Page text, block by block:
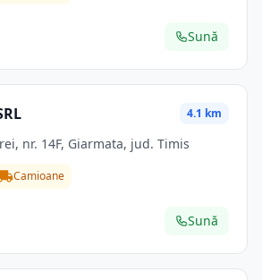
Sună
4.1 km
nr. 14F, Giarmata, jud. Timis
Camioane
Sună